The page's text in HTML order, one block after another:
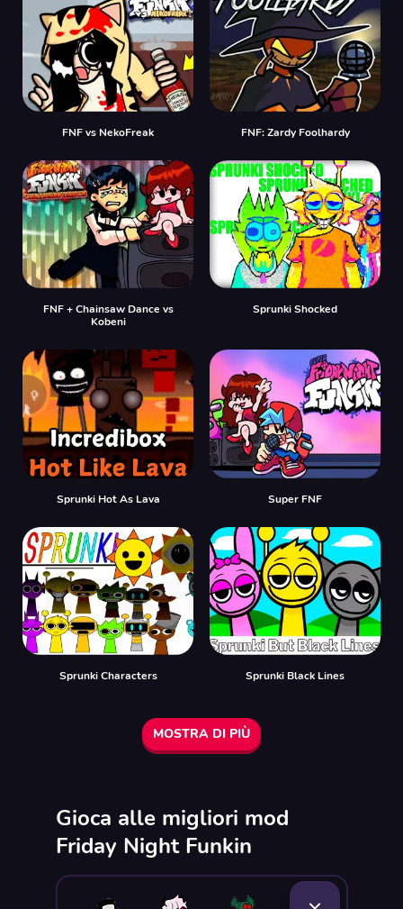
FNF vs NekoFreak FNF: Zardy Foolhardy
FNF + Chainsaw Dance vs
Kobeni
Sprunki Shocked
Sprunki Hot As Lava Super FNF
Sprunki Characters Sprunki Black Lines
MOSTRA DI PIÙ
Gioca alle migliori mod
Friday Night Funkin